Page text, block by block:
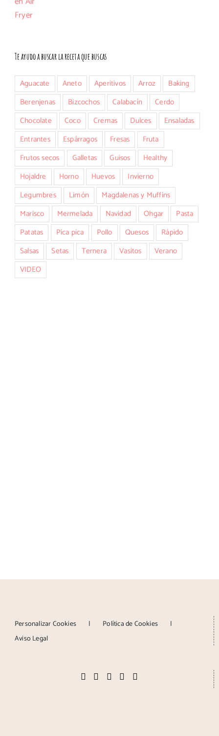
Te ayudo a buscar la receta que buscas
Aguacate Aneto Aperitivos Arroz
Baking
Berenjenas
Bizcochos Calabacín
Cerdo
Chocolate
Coco Cremas Dulces
Ensaladas
Entrantes
Espárragos Fresas
Fruta
Frutos secos
Galletas Guisos
Healthy
Hojaldre
Horno Huevos
Invierno
Legumbres
Limón
Magdalenas y Muffins
Marisco
Mermelada Navidad Ohgar
Pasta
Patatas
Pica pica Pollo Quesos
Rápido
Salsas
Setas Ternera Vasitos
Verano
VIDEO
Personalizar Cookies
Política de Cookies
Aviso Legal